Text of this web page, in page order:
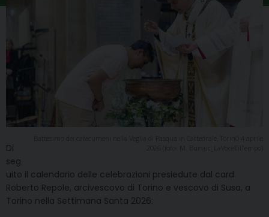
Di
seg
uito il calendario delle celebrazioni presiedute dal card.
Roberto Repole, arcivescovo di Torino e vescovo di Susa, a
Torino nella Settimana Santa 2026: